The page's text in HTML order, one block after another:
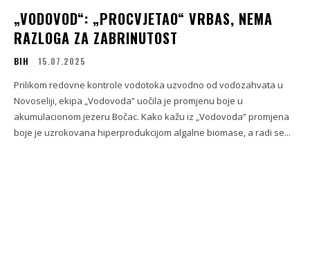
„VODOVOD“: „PROCVJETAO“ VRBAS, NEMA
RAZLOGA ZA ZABRINUTOST
BIH 15.07.2025
Prilikom redovne kontrole vodotoka uzvodno od vodozahvata u
Novoseliji, ekipa „Vodovoda” uočila je promjenu boje u
akumulacionom jezeru Bočac. Kako kažu iz „Vodovoda” promjena
boje je uzrokovana hiperprodukcijom algalne biomase, a radi se...